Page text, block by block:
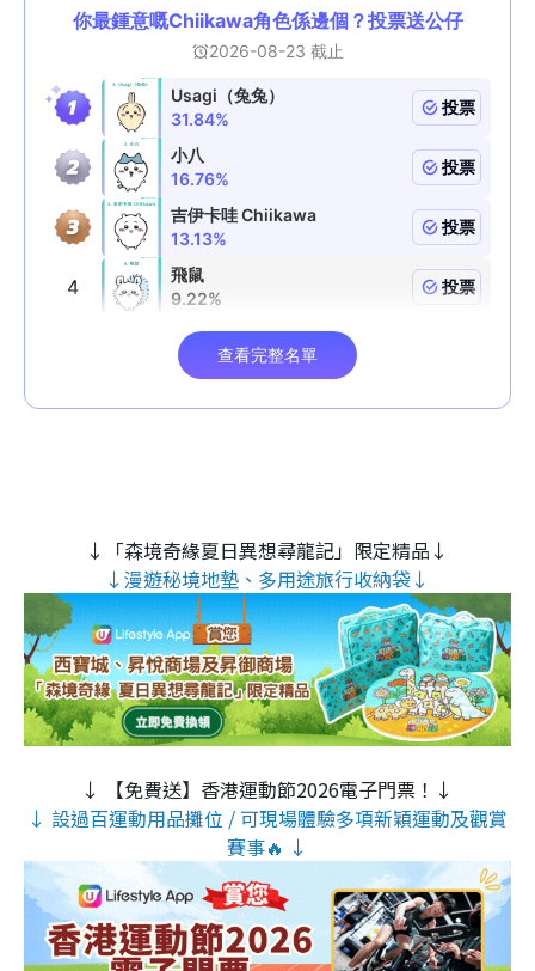
↓「森境奇緣夏日異想尋龍記」限定精品↓
↓漫遊秘境地墊、多用途旅行收納袋↓
↓ 【免費送】香港運動節2026電子門票！↓
↓ 設過百運動用品攤位 / 可現場體驗多項新穎運動及觀賞
賽事🔥 ↓